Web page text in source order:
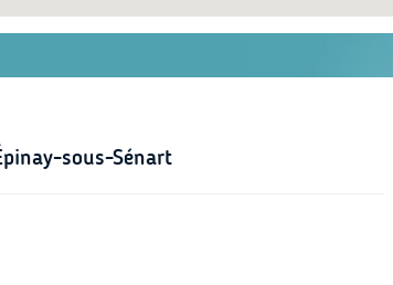
sous-Sénart